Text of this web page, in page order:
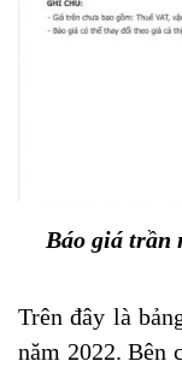
Báo giá trần
Trên đây là
năm 2022. Bên